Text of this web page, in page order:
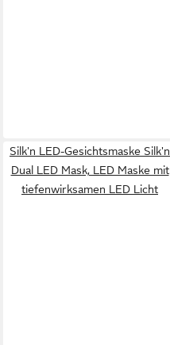
Silk'n LED-Gesichtsmaske Silk'n
Dual LED Mask, LED Maske mit
tiefenwirksamen LED Licht